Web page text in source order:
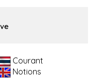
Courant
Notions